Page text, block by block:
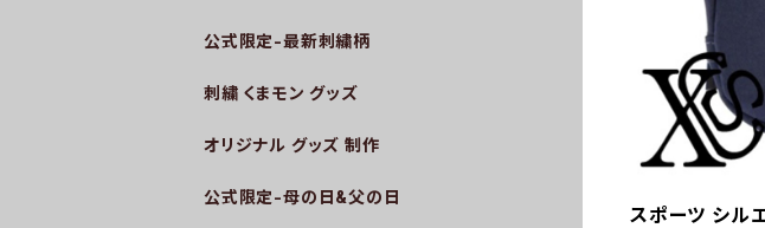
スポーツ シル
公式限定-最新刺繍柄
刺繍 くまモン グッズ
オリジナル グッズ 制作
公式限定-母の日&父の日